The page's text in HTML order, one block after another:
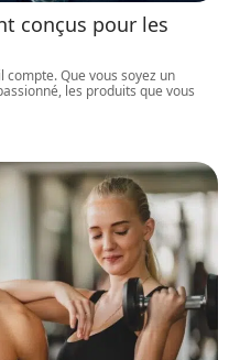
conçus pour les
Que vous soyez un
les produits que vous